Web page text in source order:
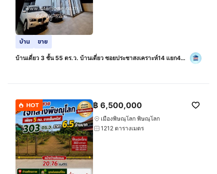
บ้าน ขาย
บ้านเดี่ยว 3 ชั้น 55 ตร.ว. บ้านเดี่ยว ซอยประชาสงเคราะห์14 แยก4
HOT ฿ 6,500,000
เมืองพิษณุโลก พิษณุโลก
1212 ตารางเมตร